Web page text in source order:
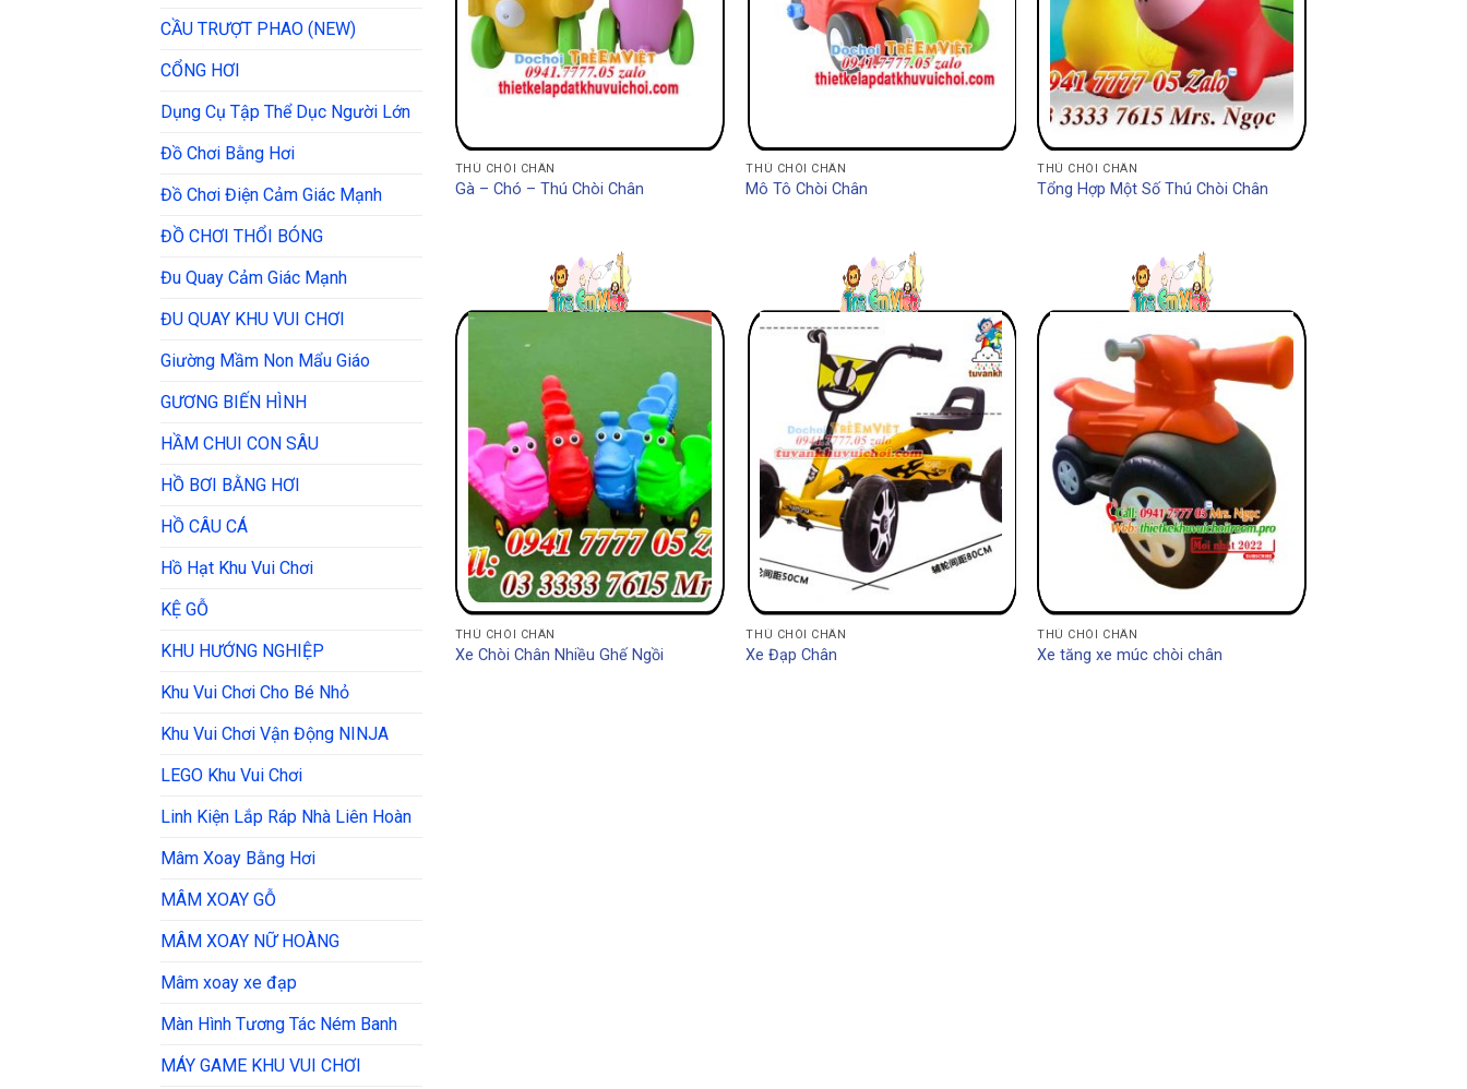
CẦU TRƯỢT PHAO (NEW)
CỔNG HƠI
Dụng Cụ Tập Thể Dục Người Lớn
Đồ Chơi Bằng Hơi
Đồ Chơi Điện Cảm Giác Mạnh
ĐỒ CHƠI THỔI BÓNG
Đu Quay Cảm Giác Mạnh
ĐU QUAY KHU VUI CHƠI
Giường Mầm Non Mẩu Giáo
GƯƠNG BIẾN HÌNH
HẦM CHUI CON SÂU
HỒ BƠI BẰNG HƠI
HỒ CÂU CÁ
Hồ Hạt Khu Vui Chơi
KỆ GỖ
KHU HƯỚNG NGHIỆP
Khu Vui Chơi Cho Bé Nhỏ
Khu Vui Chơi Vận Động NINJA
LEGO Khu Vui Chơi
Linh Kiện Lắp Ráp Nhà Liên Hoàn
Mâm Xoay Bằng Hơi
MÂM XOAY GỖ
MÂM XOAY NỮ HOÀNG
Mâm xoay xe đạp
Màn Hình Tương Tác Ném Banh
MÁY GAME KHU VUI CHƠI
THÚ CHÒI CHÂN
Gà – Chó – Thú Chòi Chân
THÚ CHÒI CHÂN
Mô Tô Chòi Chân
THÚ CHÒI CHÂN
Tổng Hợp Một Số Thú Chòi Chân
THÚ CHÒI CHÂN
Xe Chòi Chân Nhiều Ghế Ngồi
THÚ CHÒI CHÂN
Xe Đạp Chân
THÚ CHÒI CHÂN
Xe tăng xe múc chòi chân